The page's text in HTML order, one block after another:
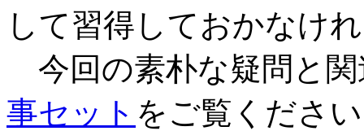
して習得しておかなけ
今回の素朴な疑問と関
事セット をご覧くださ